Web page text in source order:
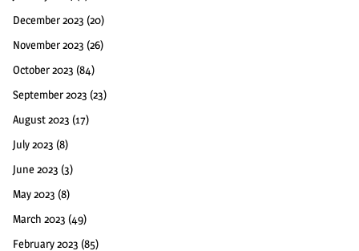
December 2023 (20)
November 2023 (26)
October 2023 (84)
September 2023 (23)
August 2023 (17)
July 2023 (8)
June 2023 (3)
May 2023 (8)
March 2023 (49)
February 2023 (85)